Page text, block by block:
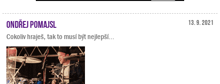
13. 9. 2021
Ondřej Pomajsl
Cokoliv hraješ, tak to musí být nejlepší...